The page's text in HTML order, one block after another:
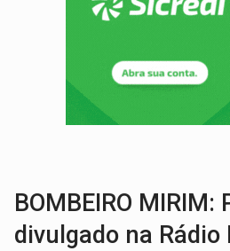
ROTA GLOBAL:PCC
CONEXÃO
EXTENSÃO DE
VARIANDO O
BOMBEIRO MIRIM:
divulgado na Rádio